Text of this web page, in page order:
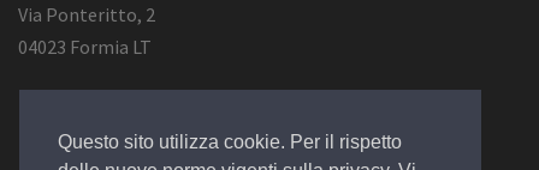
Questo sito utilizza cookie. Per il rispetto
Via Ponteritto, 2
04023 Formia LT
P.Iva 01473730594